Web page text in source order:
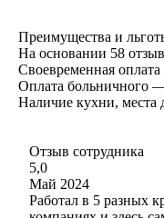
Преимущества и
На основании 58
Своевременная
Оплата больничного
Наличие кухни, места
Отзыв сотрудника
5,0
Май 2024
Работал в 5 разных